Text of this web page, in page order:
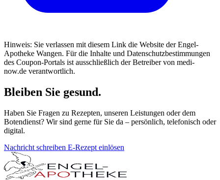
Hinweis: Sie verlassen mit diesem Link die Website der Engel-
Apotheke Wangen. Für die Inhalte und Datenschutzbestimmungen
des Coupon-Portals ist ausschließlich der Betreiber von medi-
now.de verantwortlich.
Bleiben Sie gesund.
Haben Sie Fragen zu Rezepten, unseren Leistungen oder dem
Botendienst? Wir sind gerne für Sie da – persönlich, telefonisch oder
digital.
Nachricht schreiben E-Rezept einlösen